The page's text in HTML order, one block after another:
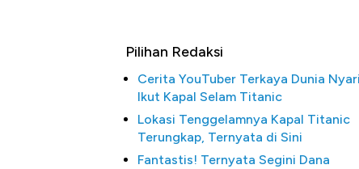
Pilihan Redaksi
Cerita YouTuber Terkaya Dunia
Ikut Kapal Selam Titanic
Lokasi Tenggelamnya Kapal Titanic
Terungkap, Ternyata di Sini
Fantastis! Ternyata Segini Dana